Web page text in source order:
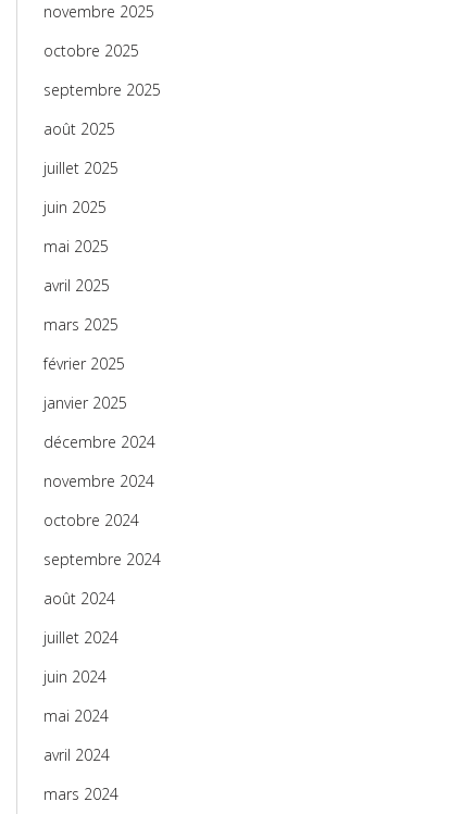
novembre 2025
octobre 2025
septembre 2025
août 2025
juillet 2025
juin 2025
mai 2025
avril 2025
mars 2025
février 2025
janvier 2025
décembre 2024
novembre 2024
octobre 2024
septembre 2024
août 2024
juillet 2024
juin 2024
mai 2024
avril 2024
mars 2024